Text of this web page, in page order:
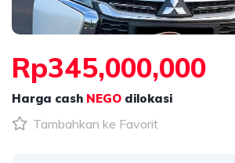
Rp345,000,000
Harga cash NEGO dilokasi
Tambahkan ke Favorit